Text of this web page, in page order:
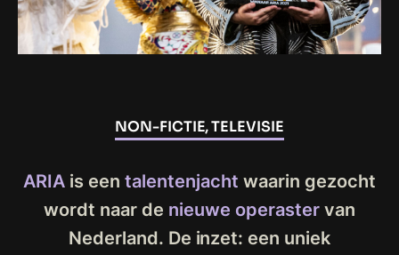
NON-FICTIE, TELEVISIE
ARIA is eentalentenjacht waarin gezocht
wordt naar de nieuwe operastervan
Nederland. De inzet: een uniek